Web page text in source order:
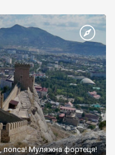
попса! Муляжна фортеця!